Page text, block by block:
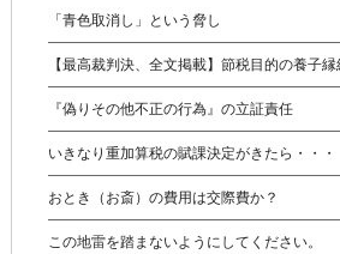
「青色取消し」という脅し
【最高裁判決、全文掲載】節税目的の養子
『偽りその他不正の行為』の立証責任
いきなり重加算税の賦課決定がきたら・・・
おとき（お斎）の費用は交際費か？
この地雷を踏まないようにしてください。